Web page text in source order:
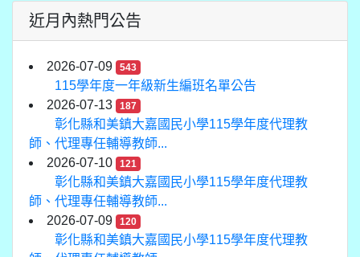
近月內熱門公告
2026-07-09 543
115學年度一年級新生編班名單公告
2026-07-13
187
彰化縣和美鎮大嘉國民小學115學年度代理教
師、代理專任輔導教師...
2026-07-10
121
彰化縣和美鎮大嘉國民小學115學年度代理教
師、代理專任輔導教師...
2026-07-09
120
彰化縣和美鎮大嘉國民小學115學年度代理教